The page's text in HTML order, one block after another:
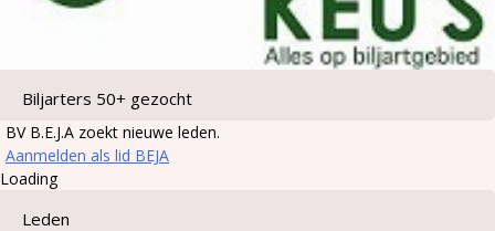
Biljarters 50+ gezocht
BV B.E.J.A zoekt nieuwe leden.
Aanmelden als lid BEJA
Loading
Leden